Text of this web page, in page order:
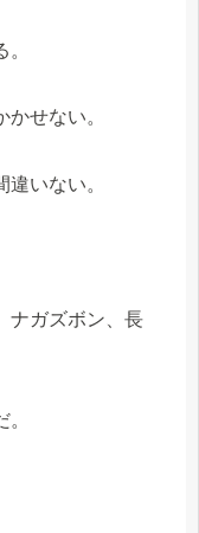
せない。
いない。
ナガズボン、長